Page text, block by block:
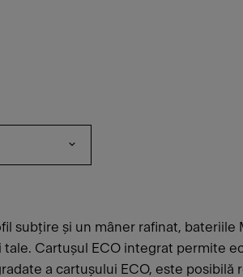
subțire și un mâner rafinat, bateriile
tale. Cartușul ECO integrat permite
a cartușului ECO, este posibilă